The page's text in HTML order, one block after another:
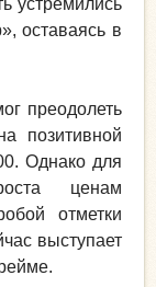
устремились
оставаясь в
преодолеть
позитивной
Однако для
ценам
отметки
выступает